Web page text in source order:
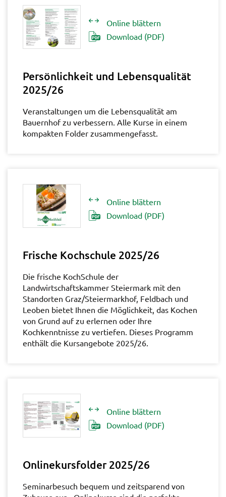
Online blättern
Download (PDF)
Persönlichkeit und Lebensqualität
2025/26
Veranstaltungen um die Lebensqualität am
Bauernhof zu verbessern. Alle Kurse in einem
kompakten Folder zusammengefasst.
Online blättern
Download (PDF)
Frische Kochschule 2025/26
Die frische KochSchule der
Landwirtschaftskammer Steiermark mit den
Standorten Graz/Steiermarkhof, Feldbach und
Leoben bietet Ihnen die Möglichkeit, das Kochen
von Grund auf zu erlernen oder Ihre
Kochkenntnisse zu vertiefen. Dieses Programm
enthält die Kursangebote 2025/26.
Online blättern
Download (PDF)
Onlinekursfolder 2025/26
Seminarbesuch bequem und zeitsparend von